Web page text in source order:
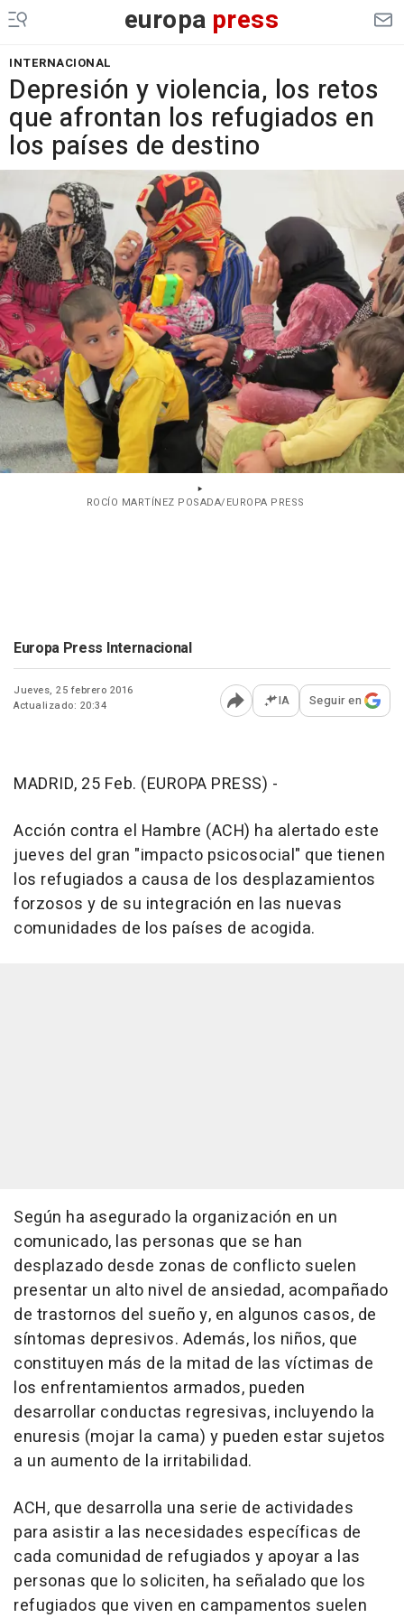
europa press
INTERNACIONAL
Depresión y violencia, los retos
que afrontan los refugiados en
los países de destino
ROCÍO MARTÍNEZ POSADA/EUROPA PRESS
Europa Press Internacional
Jueves, 25 febrero 2016
Actualizado: 20:34
Abrir opciones para
IA Seguir en
MADRID, 25 Feb. (EUROPA PRESS) -
Acción contra el Hambre (ACH) ha alertado este
jueves del gran "impacto psicosocial" que tienen
los refugiados a causa de los desplazamientos
forzosos y de su integración en las nuevas
comunidades de los países de acogida.
Según ha asegurado la organización en un
comunicado, las personas que se han
desplazado desde zonas de conflicto suelen
presentar un alto nivel de ansiedad, acompañado
de trastornos del sueño y, en algunos casos, de
síntomas depresivos. Además, los niños, que
constituyen más de la mitad de las víctimas de
los enfrentamientos armados, pueden
desarrollar conductas regresivas, incluyendo la
enuresis (mojar la cama) y pueden estar sujetos
a un aumento de la irritabilidad.
ACH, que desarrolla una serie de actividades
para asistir a las necesidades específicas de
cada comunidad de refugiados y apoyar a las
personas que lo soliciten, ha señalado que los
refugiados que viven en campamentos suelen